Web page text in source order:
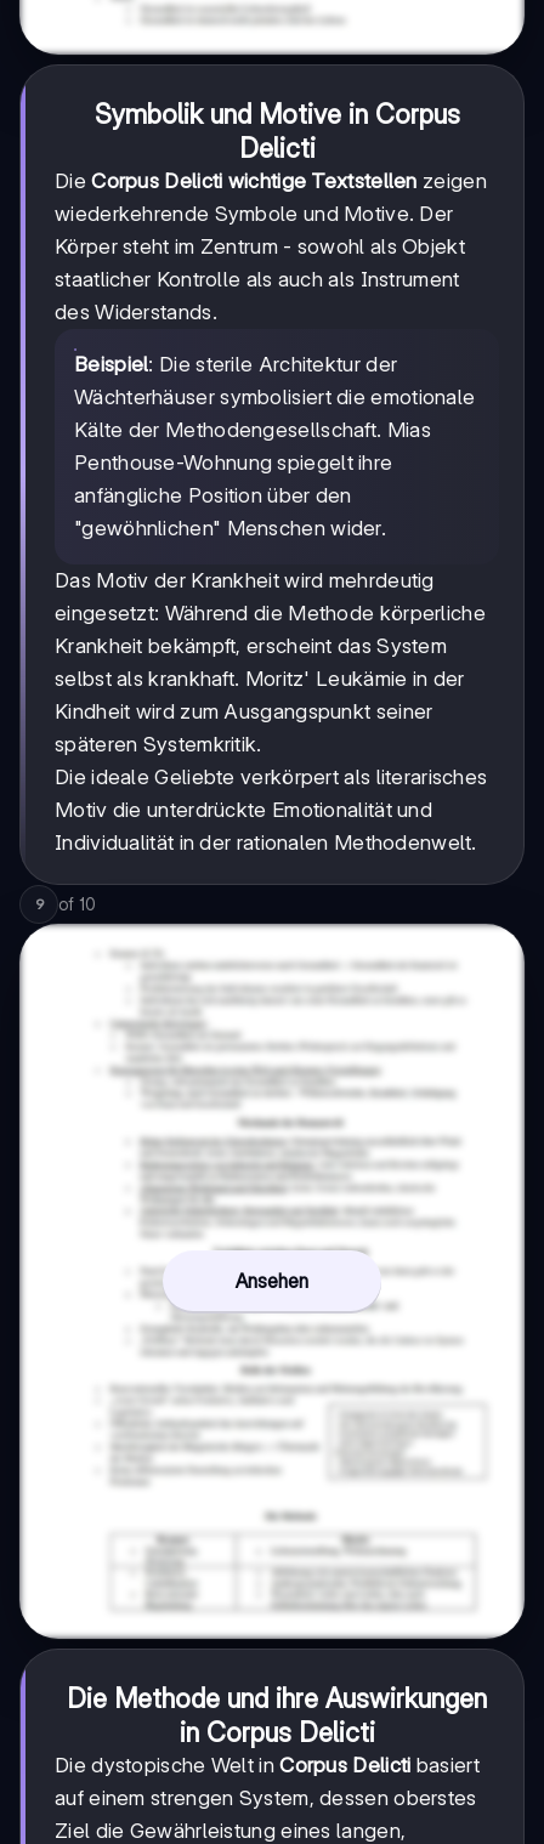
Symbolik und Motive in Corpus
Delicti
DieCorpus Delicti wichtige Textstellen zeigen
wiederkehrende Symbole und Motive. Der
Körper steht im Zentrum - sowohl als Objekt
staatlicher Kontrolle als auch als Instrument
des Widerstands.
Beispiel: Die sterile Architektur der
Wächterhäuser symbolisiert die emotionale
Kälte der Methodengesellschaft. Mias
Penthouse-Wohnung spiegelt ihre
anfängliche Position über den
"gewöhnlichen" Menschen wider.
Das Motiv der Krankheit wird mehrdeutig
eingesetzt: Während die Methode körperliche
Krankheit bekämpft, erscheint das System
selbst als krankhaft. Moritz' Leukämie in der
Kindheit wird zum Ausgangspunkt seiner
späteren Systemkritik.
Die ideale Geliebte verkörpert als literarisches
Motiv die unterdrückte Emotionalität und
Individualität in der rationalen Methodenwelt.
9 of 10
Ansehen
Die Methode und ihre Auswirkungen
in Corpus Delicti
Die dystopische Welt inCorpus Delicti basiert
auf einem strengen System, dessen oberstes
Ziel die Gewährleistung eines langen,